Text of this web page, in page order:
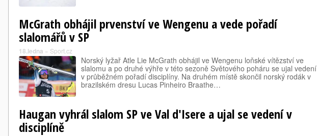
McGrath obhájil prvenství ve Wengenu a vede pořadí
slalomářů v SP
18.ledna » Sport.cz
Norský lyžař Atle Lie McGrath obhájil ve Wengenu loňské vítězství ve
slalomu a po druhé výhře v této sezoně Světového poháru se ujal vedení
v průběžném pořadí disciplíny. Na druhém místě skončil norský rodák v
brazilském dresu Lucas Pinheiro Braathe…
Haugan vyhrál slalom SP ve Val d'Isere a ujal se vedení v
disciplíně